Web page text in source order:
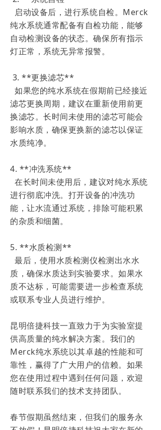
启动设备后，进行系统自检。Merck
纯水系统通常配备有自检功能，能够
自动检测设备的状态。确保所有指示
灯正常，系统无异常报警。
3. **更换滤芯**
如果您的纯水系统在假期前已经接近
滤芯更换周期，建议在重新使用前更
换滤芯。长时间未使用的滤芯可能会
影响水质，确保更换新的滤芯以保证
水质纯净。
4. **冲洗系统**
在长时间未使用后，建议对纯水系统
进行彻底冲洗。打开设备的冲洗功
能，让水流通过系统，排除可能积累
的杂质和细菌。
5. **水质检测**
最后，使用水质检测仪检测出水水
质，确保水质达到实验要求。如果水
质不达标，可能需要进一步检查系统
或联系专业人员进行维护。
昆明倍捷科技一直致力于为实验室提
供高质量的纯水解决方案。我们的
Merck纯水系统以其卓越的性能和可
靠性，赢得了广大用户的信赖。如果
您在使用过程中遇到任何问题，欢迎
随时联系我们的技术支持团队。
春节假期虽然结束，但我们的服务永